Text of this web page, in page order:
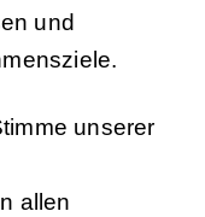
und
unserer
allen